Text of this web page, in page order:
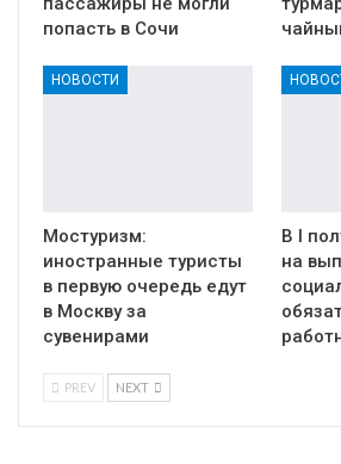
попасть в Сочи
НОВОСТИ
Мостуризм:
иностранные туристы
в первую очередь едут
в Москву за
сувенирами
В I
на
PREV NEXT